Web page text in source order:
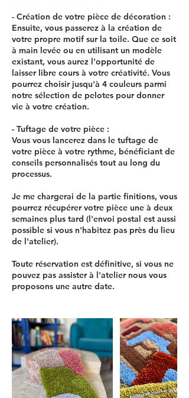
- Création de votre pièce de décoration :
Ensuite, vous passerez à la création de
votre propre motif sur la toile. Que ce soit
à main levée ou en utilisant un modèle
existant, vous aurez l'opportunité de
laisser libre cours à votre créativité. Vous
pourrez choisir jusqu'à 4 couleurs parmi
notre sélection de pelotes pour donner
vie à votre création.
- Tuftage de votre pièce :
Vous vous lancerez dans le tuftage de
votre pièce à votre rythme, bénéficiant de
conseils personnalisés tout au long du
processus.
Je me chargerai de la partie finitions, vous
pourrez récupérer votre pièce une à deux
semaines plus tard (l'envoi postal est aussi
possible si vous n'habitez pas près du lieu
de l'atelier).
Toute réservation est définitive, si vous ne
pouvez pas assister à l'atelier nous vous